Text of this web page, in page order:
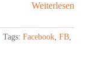
Weiterlesen
Tags: Facebook, FB,